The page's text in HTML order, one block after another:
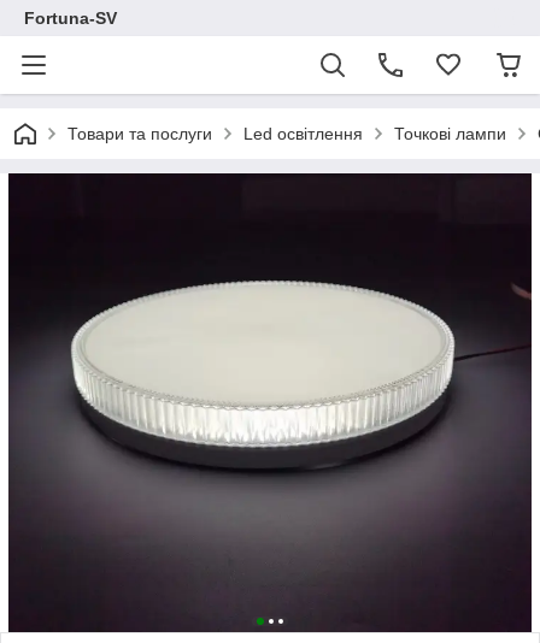
Fortuna-SV
Товари та послуги Led освітлення Точкові лампи